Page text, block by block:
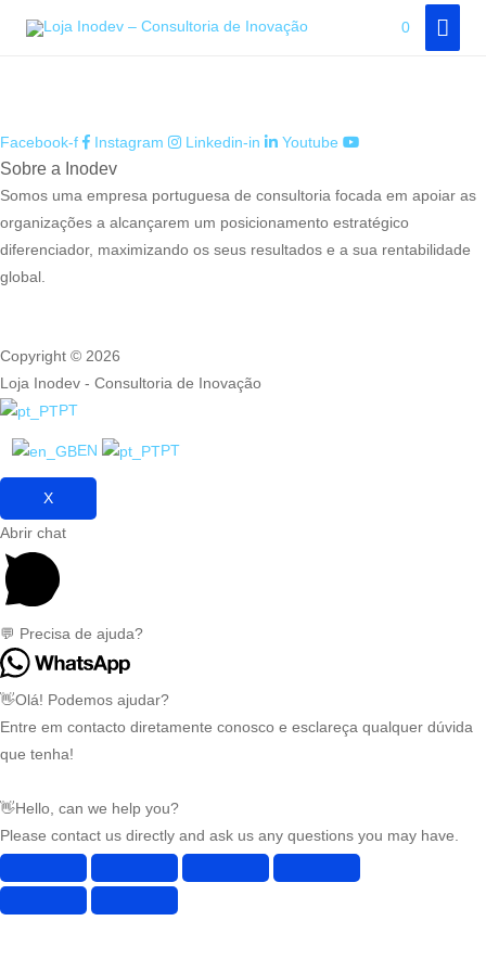
0
Finalizar compras
Facebook-f Instagram Linkedin-in Youtube
Sobre a Inodev
Somos uma empresa portuguesa de consultoria focada em apoiar as
organizações a alcançarem um posicionamento estratégico
diferenciador, maximizando os seus resultados e a sua rentabilidade
global.
Copyright © 2026
Loja Inodev - Consultoria de Inovação
PT
EN PT
X
Abrir chat
💬 Precisa de ajuda?
👋Olá! Podemos ajudar?
Entre em contacto diretamente conosco e esclareça qualquer dúvida
que tenha!
👋Hello, can we help you?
Please contact us directly and ask us any questions you may have.